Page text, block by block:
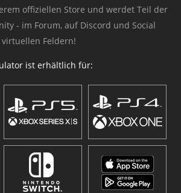
offiziellen Store und werdet Teil der
- im Forum, auf Discord und Social
Feldern!
ist erhältlich für: